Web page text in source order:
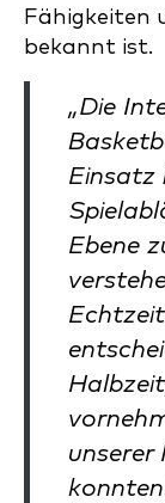
Fähigkeiten
bekannt ist.
„Die
Einsatz
Ebene
unserer